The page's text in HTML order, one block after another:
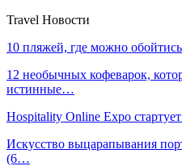
Travel Новости
10 пляжей, где можно
12 необычных кофеварок,
истинные…
Hospitality Online Expo
Искусство выцарапывания
(6…